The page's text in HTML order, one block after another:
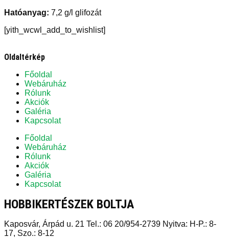
Hatóanyag: 7,2 g/l glifozát
[yith_wcwl_add_to_wishlist]
Oldaltérkép
Főoldal
Webáruház
Rólunk
Akciók
Galéria
Kapcsolat
Főoldal
Webáruház
Rólunk
Akciók
Galéria
Kapcsolat
HOBBIKERTÉSZEK BOLTJA
Kaposvár, Árpád u. 21 Tel.: 06 20/954-2739 Nyitva: H-P.: 8-
17, Szo.: 8-12